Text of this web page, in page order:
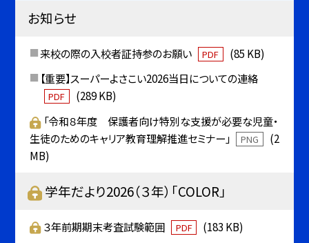
お知らせ
来校の際の入校者証持参のお願い PDF
(85 KB)
【重要】スーパーよさこい2026当日についての連絡
PDF
(289 KB)
「令和８年度 保護者向け特別な支援が必要な児童・
生徒のためのキャリア教育理解推進セミナー」
PNG
(2
MB)
学年だより2026（３年）「COLOR」
３年前期期末考査試験範囲 PDF
(183 KB)